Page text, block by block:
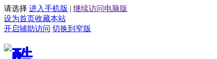
请选择 进入手机版 | 继续访问电脑版
设为首页收藏本站
开启辅助访问 切换到窄版